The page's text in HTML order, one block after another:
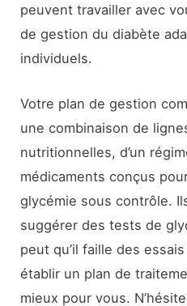
peuvent travailler avec
de gestion du diabète
individuels.
Votre plan de gestion
une combinaison de
nutritionnelles, d’un
médicaments conçus
glycémie sous contrôle.
suggérer des tests de
peut qu’il faille des
établir un plan de
mieux pour vous.